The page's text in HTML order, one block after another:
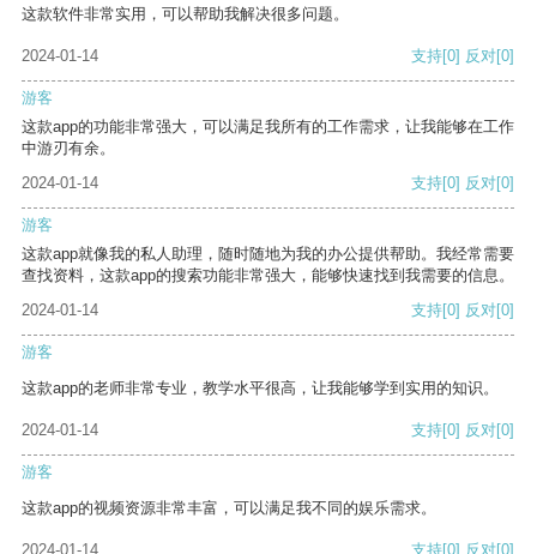
这款软件非常实用，可以帮助我解决很多问题。
2024-01-14 支持[0] 反对[0]
游客
这款app的功能非常强大，可以满足我所有的工作需求，让我能够在工作
中游刃有余。
2024-01-14
支持[0] 反对[0]
游客
这款app就像我的私人助理，随时随地为我的办公提供帮助。我经常需要
查找资料，这款app的搜索功能非常强大，能够快速找到我需要的信息。
2024-01-14
支持[0] 反对[0]
游客
这款app的老师非常专业，教学水平很高，让我能够学到实用的知识。
2024-01-14 支持[0] 反对[0]
游客
这款app的视频资源非常丰富，可以满足我不同的娱乐需求。
2024-01-14 支持[0] 反对[0]